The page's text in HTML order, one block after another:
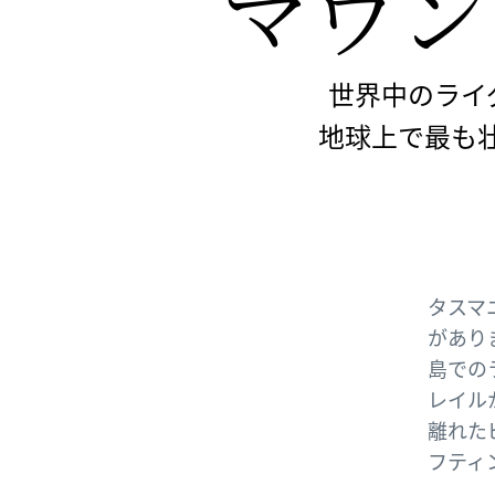
世界中のラ
地球上で最も
タス
があり
島での
レイ
離れた
フテ